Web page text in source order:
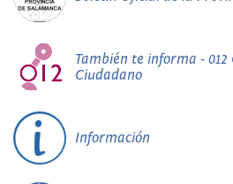
También te informa - 012
Ciudadano
Información